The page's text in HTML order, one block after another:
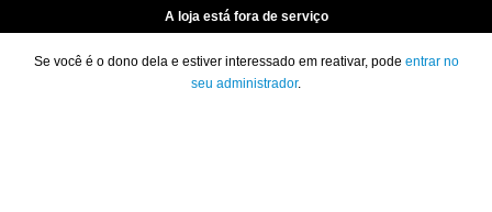
A loja está fora de serviço
Se você é o dono dela e estiver interessado em reativar, pode entrar no
seu administrador.